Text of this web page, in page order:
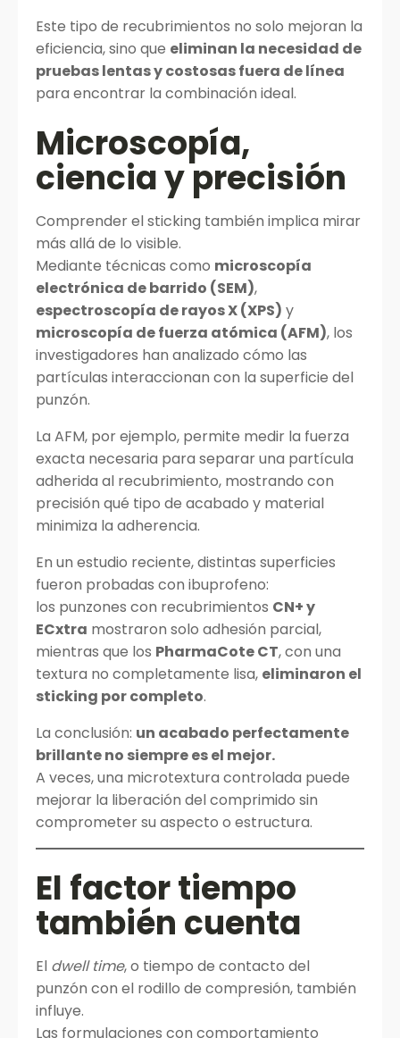
Este tipo de recubrimientos no solo mejoran la
eficiencia, sino que eliminan la necesidad de
pruebas lentas y costosas fuera de línea
para encontrar la combinación ideal.
Microscopía,
ciencia y precisión
Comprender el sticking también implica mirar
más allá de lo visible.
Mediante técnicas como microscopía
electrónica de barrido (SEM),
espectroscopía de rayos X (XPS) y
microscopía de fuerza atómica (AFM), los
investigadores han analizado cómo las
partículas interaccionan con la superficie del
punzón.
La AFM, por ejemplo, permite medir la fuerza
exacta necesaria para separar una partícula
adherida al recubrimiento, mostrando con
precisión qué tipo de acabado y material
minimiza la adherencia.
En un estudio reciente, distintas superficies
fueron probadas con ibuprofeno:
los punzones con recubrimientos CN+ y
ECxtra mostraron solo adhesión parcial,
mientras que los PharmaCote CT, con una
textura no completamente lisa, eliminaron el
sticking por completo.
La conclusión: un acabado perfectamente
brillante no siempre es el mejor.
A veces, una microtextura controlada puede
mejorar la liberación del comprimido sin
comprometer su aspecto o estructura.
El factor tiempo
también cuenta
El dwell time, o tiempo de contacto del
punzón con el rodillo de compresión, también
influye.
Las formulaciones con comportamiento